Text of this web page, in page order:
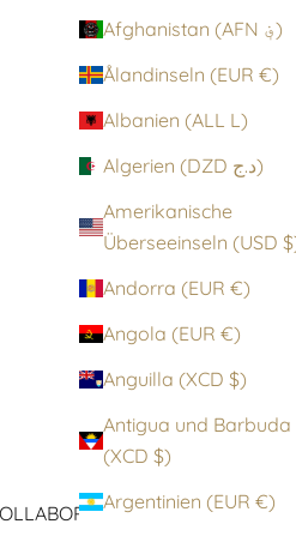
ICONS
Afghanistan (AFN ؋)
Ålandinseln (EUR €)
Albanien (ALL L)
Algerien (DZD د.ج)
Amerikanische
Andorra (EUR €)
Angola (EUR €)
Anguilla (XCD $)
Antigua und Barbuda
(XCD $)
Argentinien (EUR €)